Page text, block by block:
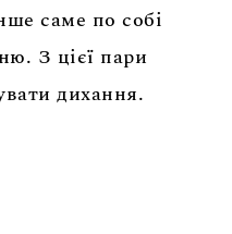
саме по собі
З цієї пари
дихання.